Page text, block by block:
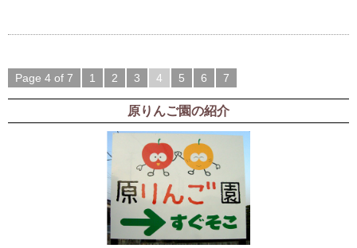
Page 4 of 7 1 2 3 4 5 6 7
原りんご園の紹介